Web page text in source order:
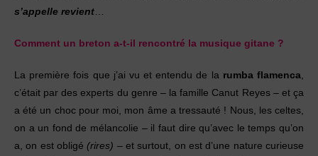
s’appelle revient
Comment un breton a-t-il rencontré la musique gitane ?
La première fois que j’ai vu et entendu de la rumba flamenca
c’était par des experts du genre – la famille Canut Reyes – et ça
a été un choc pour moi, mon âme a tressauté ! Nous, les celtes,
on a un fond de mélancolie – il faut dire qu’avec le temps qu’on
a, on est obligé(rires) – et surtout, on est d’une nature curieuse